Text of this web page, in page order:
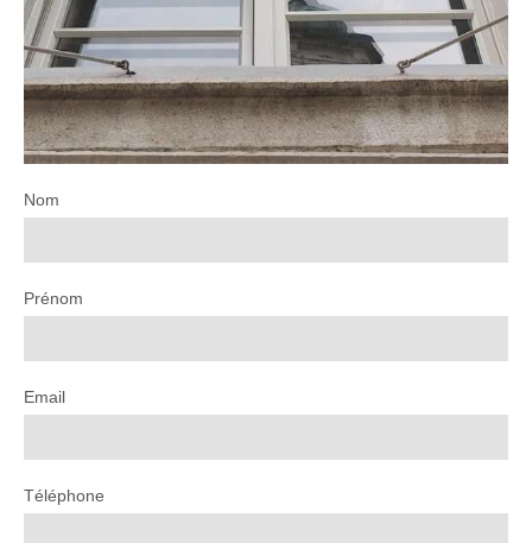
Nom
Prénom
Email
Téléphone